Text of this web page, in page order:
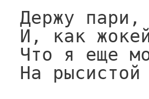
Держу
И, как
Что я еще
На